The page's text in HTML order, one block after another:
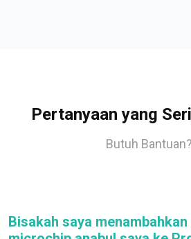
Pertanyaan yang
Butuh
Bisakah saya